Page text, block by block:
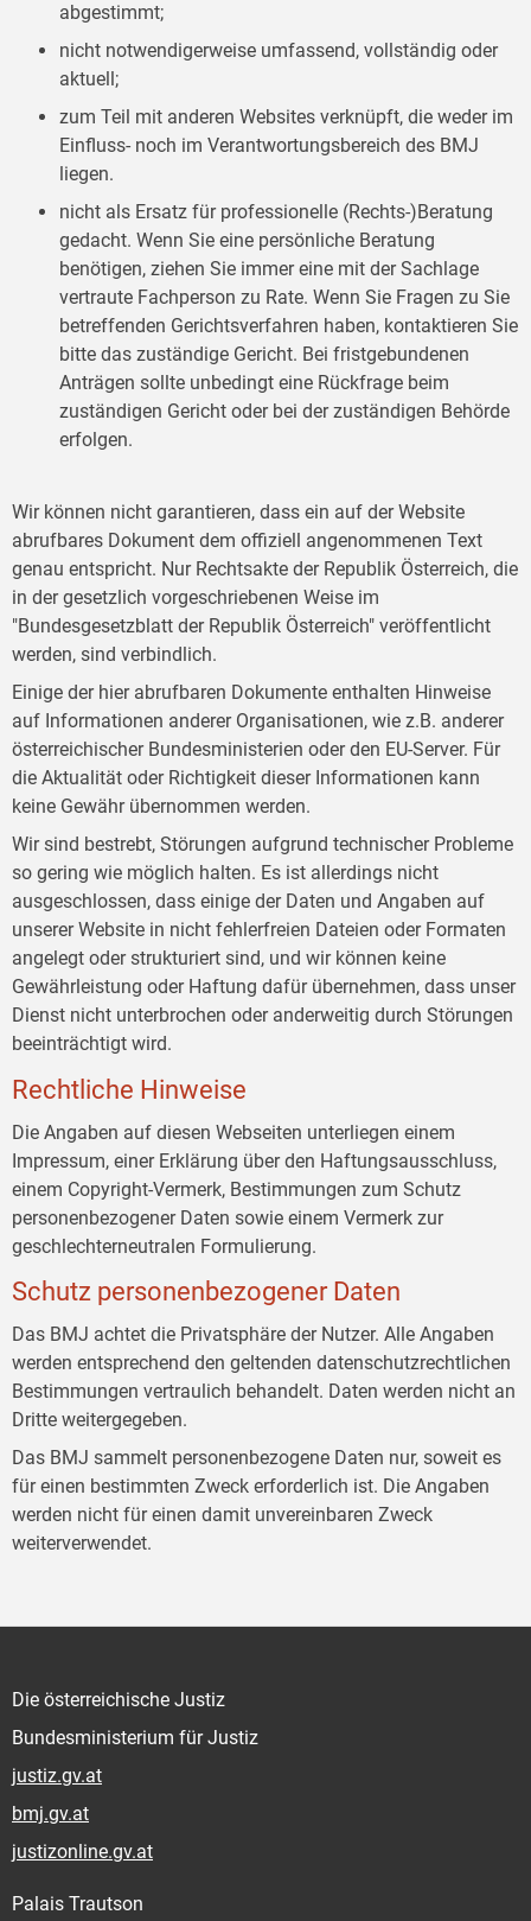
abgestimmt;
nicht notwendigerweise umfassend, vollständig oder
aktuell;
zum Teil mit anderen Websites verknüpft, die weder im
Einfluss- noch im Verantwortungsbereich des BMJ
liegen.
nicht als Ersatz für professionelle (Rechts-)Beratung
gedacht. Wenn Sie eine persönliche Beratung
benötigen, ziehen Sie immer eine mit der Sachlage
vertraute Fachperson zu Rate. Wenn Sie Fragen zu Sie
betreffenden Gerichtsverfahren haben, kontaktieren Sie
bitte das zuständige Gericht. Bei fristgebundenen
Anträgen sollte unbedingt eine Rückfrage beim
zuständigen Gericht oder bei der zuständigen Behörde
erfolgen.
Wir können nicht garantieren, dass ein auf der Website
abrufbares Dokument dem offiziell angenommenen Text
genau entspricht. Nur Rechtsakte der Republik Österreich, die
in der gesetzlich vorgeschriebenen Weise im
"Bundesgesetzblatt der Republik Österreich" veröffentlicht
werden, sind verbindlich.
Einige der hier abrufbaren Dokumente enthalten Hinweise
auf Informationen anderer Organisationen, wie z.B. anderer
österreichischer Bundesministerien oder den EU-Server. Für
die Aktualität oder Richtigkeit dieser Informationen kann
keine Gewähr übernommen werden.
Wir sind bestrebt, Störungen aufgrund technischer Probleme
so gering wie möglich halten. Es ist allerdings nicht
ausgeschlossen, dass einige der Daten und Angaben auf
unserer Website in nicht fehlerfreien Dateien oder Formaten
angelegt oder strukturiert sind, und wir können keine
Gewährleistung oder Haftung dafür übernehmen, dass unser
Dienst nicht unterbrochen oder anderweitig durch Störungen
beeinträchtigt wird.
Rechtliche Hinweise
Die Angaben auf diesen Webseiten unterliegen einem
Impressum, einer Erklärung über den Haftungsausschluss,
einem Copyright-Vermerk, Bestimmungen zum Schutz
personenbezogener Daten sowie einem Vermerk zur
geschlechterneutralen Formulierung.
Schutz personenbezogener Daten
Das BMJ achtet die Privatsphäre der Nutzer. Alle Angaben
werden entsprechend den geltenden datenschutzrechtlichen
Bestimmungen vertraulich behandelt. Daten werden nicht an
Dritte weitergegeben.
Das BMJ sammelt personenbezogene Daten nur, soweit es
für einen bestimmten Zweck erforderlich ist. Die Angaben
werden nicht für einen damit unvereinbaren Zweck
weiterverwendet.
Die österreichische Justiz
Bundesministerium für Justiz
justiz.gv.at
bmj.gv.at
justizonline.gv.at
Palais Trautson